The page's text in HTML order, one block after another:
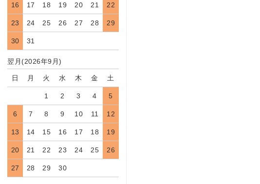
16 17 18 19 20 21 22
23 24 25 26 27 28 29
30 31
翌月(2026年9月)
日 月 火 水 木 金 土
1 2 3 4 5
6 7 8 9 10 11 12
13 14 15 16 17 18 19
20 21 22 23 24 25 26
27 28 29 30